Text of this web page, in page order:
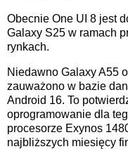
Obecnie One UI 8 jest
Galaxy S25 w ramach
rynkach.
Niedawno Galaxy A55
zauważono w bazie
Android 16. To
oprogramowanie dla
procesorze Exynos
najbliższych miesięcy